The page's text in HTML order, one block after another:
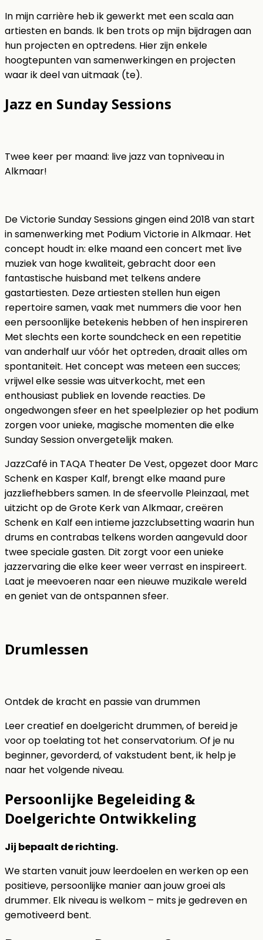
In mijn carrière heb ik gewerkt met een scala aan
artiesten en bands. Ik ben trots op mijn bijdragen aan
hun projecten en optredens. Hier zijn enkele
hoogtepunten van samenwerkingen en projecten
waar ik deel van uitmaak (te).
Jazz en Sunday Sessions
Twee keer per maand: live jazz van topniveau in
Alkmaar!
De Victorie Sunday Sessions gingen eind 2018 van start
in samenwerking met Podium Victorie in Alkmaar. Het
concept houdt in: elke maand een concert met live
muziek van hoge kwaliteit, gebracht door een
fantastische huisband met telkens andere
gastartiesten. Deze artiesten stellen hun eigen
repertoire samen, vaak met nummers die voor hen
een persoonlijke betekenis hebben of hen inspireren
Met slechts een korte soundcheck en een repetitie
van anderhalf uur vóór het optreden, draait alles om
spontaniteit. Het concept was meteen een succes;
vrijwel elke sessie was uitverkocht, met een
enthousiast publiek en lovende reacties. De
ongedwongen sfeer en het speelplezier op het podium
zorgen voor unieke, magische momenten die elke
Sunday Session onvergetelijk maken.
JazzCafé in TAQA Theater De Vest, opgezet door Marc
Schenk en Kasper Kalf, brengt elke maand pure
jazzliefhebbers samen. In de sfeervolle Pleinzaal, met
uitzicht op de Grote Kerk van Alkmaar, creëren
Schenk en Kalf een intieme jazzclubsetting waarin hun
drums en contrabas telkens worden aangevuld door
twee speciale gasten. Dit zorgt voor een unieke
jazzervaring die elke keer weer verrast en inspireert.
Laat je meevoeren naar een nieuwe muzikale wereld
en geniet van de ontspannen sfeer.
Drumlessen
Ontdek de kracht en passie van drummen
Leer creatief en doelgericht drummen, of bereid je
voor op toelating tot het conservatorium. Of je nu
beginner, gevorderd, of vakstudent bent, ik help je
naar het volgende niveau.
Persoonlijke Begeleiding &
Doelgerichte Ontwikkeling
Jij bepaalt de richting.
We starten vanuit jouw leerdoelen en werken op een
positieve, persoonlijke manier aan jouw groei als
drummer. Elk niveau is welkom – mits je gedreven en
gemotiveerd bent.